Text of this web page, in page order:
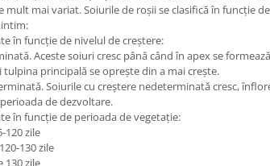
mult mai variat. Soiurile de roșii se clasifică în funcție
în funcție de nivelul de creștere:
Aceste soiuri cresc până când în apex se
principală se oprește din a mai crește.
Soiurile cu creștere nedeterminată cresc,
de dezvoltare.
în funcție de perioada de vegetație:
120 zile
130 zile
130 zile